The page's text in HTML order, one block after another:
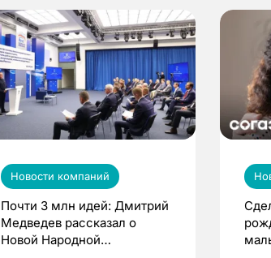
Новости компаний
Почти 3 млн идей: Дмитрий
Медведев рассказал о
Новой Народной